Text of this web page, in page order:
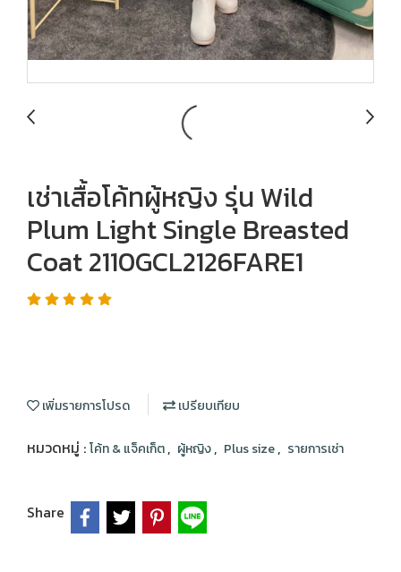
เช่าเสื้อโค้ทผู้หญิง รุ่น Wild
Plum Light Single Breasted
Coat 2110GCL2126FARE1
เพิ่มรายการโปรด เปรียบเทียบ
หมวดหมู่ :โค้ท & แจ็คเก็ต, ผู้หญิง, Plus size, รายการเช่า
Share